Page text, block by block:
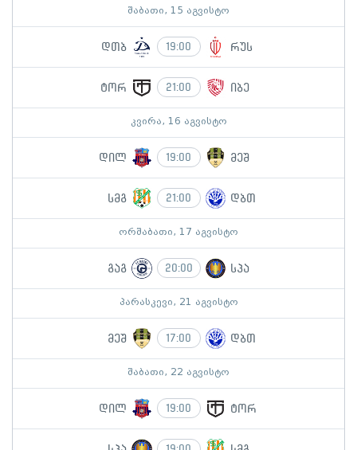
შაბათი, 15 აგვისტო
დთბ 19:00 რუს
ტორ 21:00 იბე
კვირა, 16 აგვისტო
დილ 19:00 მეშ
სმგ 21:00 დბთ
ორშაბათი, 17 აგვისტო
გაგ 20:00 სპა
პარასკევი, 21 აგვისტო
მეშ 17:00 დბთ
შაბათი, 22 აგვისტო
დილ 19:00 ტორ